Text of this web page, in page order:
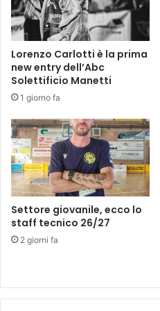
i
l
r
e
f
e
r
n
d
u
m
d
n
e
i
:
“
F
o
r
t
i
n
i
o
t
t
i
m
e
l
Lorenzo Carlotti è la prima
new entry dell’Abc
Solettificio Manetti
1 giorno fa
Settore giovanile, ecco lo
staff tecnico 26/27
2 giorni fa